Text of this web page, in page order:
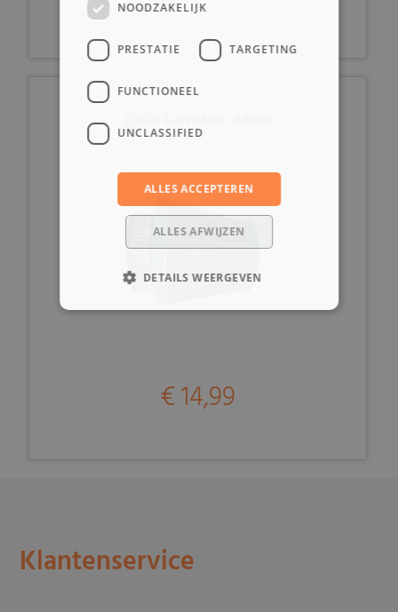
€ 14,99
Klantenservice
NOODZAKELIJK
PRESTATIE TARGETING
FUNCTIONEEL
UNCLASSIFIED
ALLES ACCEPTEREN
ALLES AFWIJZEN
DETAILS WEERGEVEN